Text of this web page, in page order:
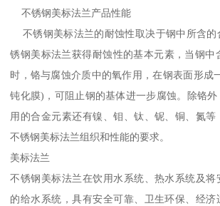
不锈钢美标法兰产品性能
不锈钢美标法兰的耐蚀性取决于钢中所含的
锈钢美标法兰获得耐蚀性的基本元素，当钢中
时，铬与腐蚀介质中的氧作用，在钢表面形成
钝化膜)，可阻止钢的基体进一步腐蚀。除铬
用的合金元素还有镍、钼、钛、铌、铜、氮
不锈钢美标法兰组织和性能的要求。
美标法兰
不锈钢美标法兰在饮用水系统、热水系统及将
的给水系统，具有安全可靠、卫生环保、经济